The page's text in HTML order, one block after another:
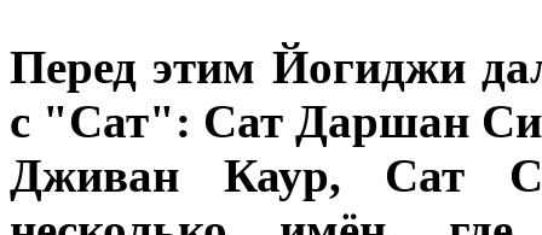
Перед этим Йогиджи
с "Сат": Сат Даршан
Дживан Каур, Сат